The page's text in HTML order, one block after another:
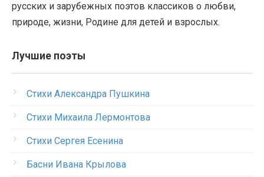
русских и зарубежных поэтов классиков о любви,
природе, жизни, Родине для детей и взрослых.
Лучшие поэты
Стихи Александра Пушкина
Стихи Михаила Лермонтова
Стихи Сергея Есенина
Басни Ивана Крылова